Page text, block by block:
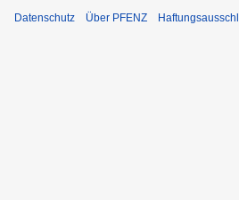
Datenschutz Über PFENZ